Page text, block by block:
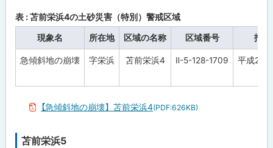
プ
る
表 : 苫前栄浜4の土砂災害（特別）警戒区域
現象名 所在地 区域の名称 区域番号 指定
急傾斜地の崩壊 字栄浜 苫前栄浜4 Ⅱ-5-128-1709 平成28
【急傾斜地の崩壊】苫前栄浜4(PDF:626KB)
ト苫前栄浜5